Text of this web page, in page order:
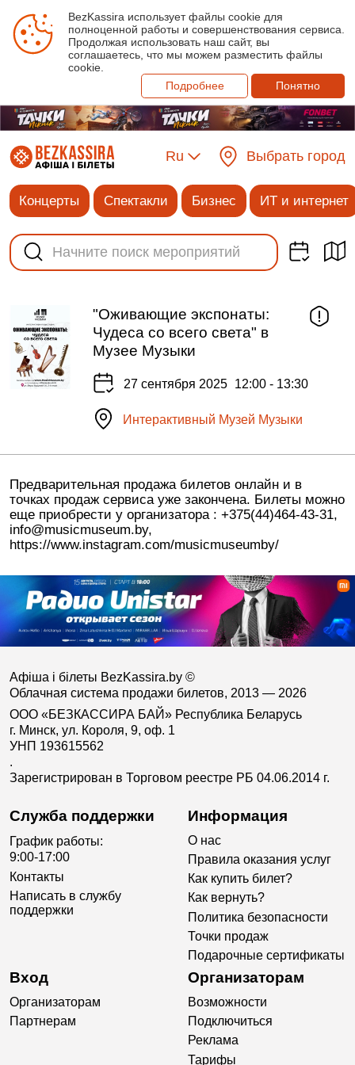
BezKassira использует файлы cookie для
полноценной работы и совершенствования сервиса.
Продолжая использовать наш сайт, вы
соглашаетесь, что мы можем разместить файлы
cookie.
Подробнее
Понятно
Ru Выбрать город
Концерты Спектакли Бизнес ИТ и интернет
"Оживающие экспонаты:
Чудеса со всего света" в
Музее Музыки
27 сентября 2025 12:00 - 13:30
Интерактивный Музей Музыки
Предварительная продажа билетов онлайн и в
точках продаж сервиса уже закончена. Билеты можно
еще приобрести у организатора : +375(44)464-43-31,
info@musicmuseum.by,
https://www.instagram.com/musicmuseumby/
Афіша і білеты BezKassira.by ©
Облачная система продажи билетов, 2013 — 2026
ООО «БЕЗКАССИРА БАЙ» Республика Беларусь
г. Минск, ул. Короля, 9, оф. 1
УНП 193615562
.
Зарегистрирован в Торговом реестре РБ 04.06.2014 г.
Служба поддержки
График работы:
9:00-17:00
Контакты
Написать в службу
поддержки
Информация
О нас
Правила оказания услуг
Как купить билет?
Как вернуть?
Политика безопасности
Точки продаж
Подарочные сертификаты
Вход
Организаторам
Партнерам
Организаторам
Возможности
Подключиться
Реклама
Тарифы